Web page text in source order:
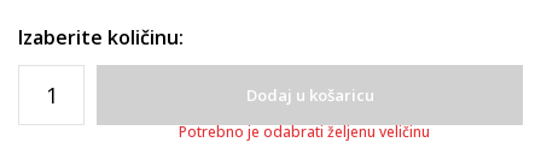
Izaberite količinu:
Dodaj u košaricu
Potrebno je odabrati željenu veličinu